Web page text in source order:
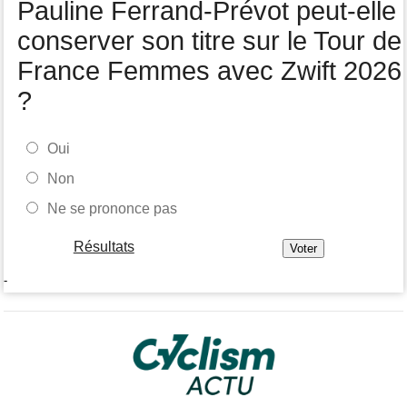
05/08
Tour de France Femmes
Demi Vollering la 5e étape ! Ferrand-Prévot perd tout
Pauline Ferrand-Prévot peut-elle
conserver son titre sur le Tour de
France Femmes avec Zwift 2026
?
Oui
Non
Ne se prononce pas
Résultats
-